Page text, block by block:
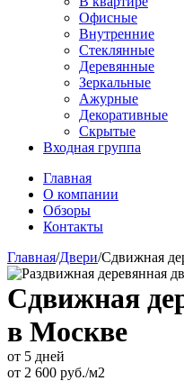
Офисные
Внутренние
Стеклянные
Деревянные
Зеркальные
Ажурные
Декоративные
Скрытые
Входная группа
Главная
О компании
Обзоры
Контакты
Главная/Двери/Сдвижная
Сдвижная
в Москве
от 5 дней
от 2 600 руб./м2